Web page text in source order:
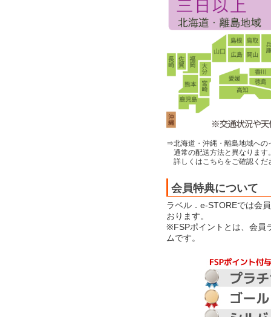
⇒北海道・沖縄・離島地域への
通常の配送方法と異なります
詳しくはこちらをご確認くだ
会員特典について
ラベル．e-STOREでは会
おります。
※FSPポイントとは、会員
ムです。